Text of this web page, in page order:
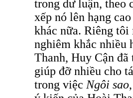
trong dư luận, theo
xếp nó lên hạng
khác nữa. Riêng
nghiêm khắc nhiều
Thanh, Huy Cận
giúp đỡ nhiều cho
trong việc Ngôi sao